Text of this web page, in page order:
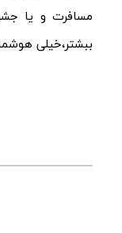
مسافرت و یا
ببشتر،خیلی